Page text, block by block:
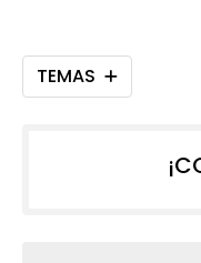
TEMAS